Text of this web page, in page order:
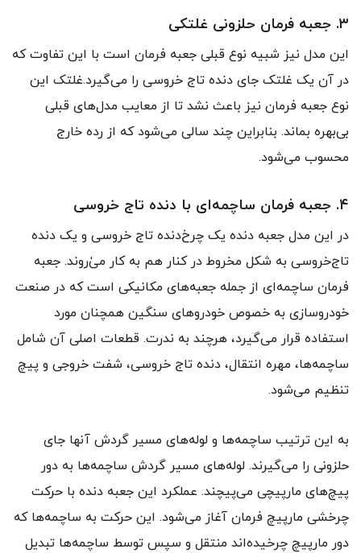
۳. جعبه فرمان حلزونی غلتکی
این مدل نیز شبیه نوع قبلی جعبه فرمان است با این تفاوت که
در آن یک غلتک جای دنده‌ تاج خروسی را می‌گیرد.غلتک این
نوع جعبه فرمان نیز باعث نشد تا از معایب مدل‌های قبلی
بی‌بهره بماند. بنابراین چند سالی می‌شود که از رده خارج
محسوب می‌شود.
۴. جعبه فرمان ساچمه‌ای با دنده‌ تاج خروسی
در این مدل جعبه دنده یک چرخ‌دنده‌ تاج خروسی و یک دنده‌
تاج‌خروسی به شکل مخروط در کنار هم به کار می‌ٰروند. جعبه
فرمان ساچمه‌ای از جمله جعبه‌های مکانیکی است که در صنعت
خودروسازی به خصوص خودروهای سنگین همچنان مورد
استفاده قرار می‌گیرد، هرچند به ندرت. قطعات اصلی آن شامل
ساچمه‌ها، مهره‌ انتقال، دنده‌ تاج خروسی، شفت خروجی و پیچ
تنظیم می‌شود.
به این ترتیب ساچمه‌ها و لوله‌های مسیر گردش آنها جای
حلزونی را می‌گیرند. لوله‌های مسیر گردش ساچمه‌ها به دور
پیچ‌های مارپیچی می‌پیچند. عملکرد این جعبه دنده با حرکت
چرخشی مارپیچ فرمان آغاز می‌شود. این حرکت به ساچمه‌ها که
دور مارپیچ چرخیده‌اند منتقل و سپس توسط ساچمه‌ها تبدیل